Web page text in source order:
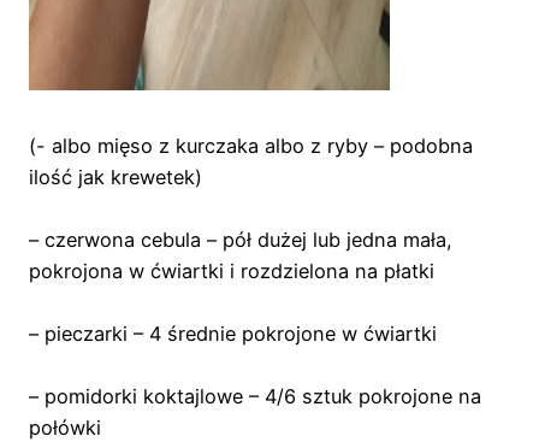
(- albo mięso z kurczaka albo z ryby – podobna
ilość jak krewetek)
– czerwona cebula – pół dużej lub jedna mała,
pokrojona w ćwiartki i rozdzielona na płatki
– pieczarki – 4 średnie pokrojone w ćwiartki
– pomidorki koktajlowe – 4/6 sztuk pokrojone na
połówki